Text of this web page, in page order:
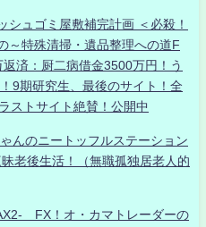
シュゴミ屋敷補完計画 ＜必殺！
～特殊清掃・遺品整理への道F
済：厨二病借金3500万円！う
9期研究生、最後のサイト！全
ストサイト絶賛！公開中
んのニートッフルステーション
老後生活！（無職孤独居老人的
FX！オ・カマトレーダーの